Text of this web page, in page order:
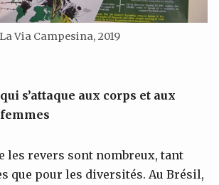
La Via Campesina, 2019
s’attaque aux corps et aux
les revers sont nombreux, tant
que pour les diversités. Au Brésil,